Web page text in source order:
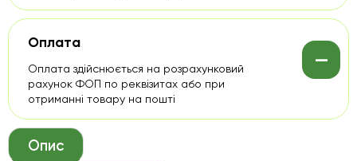
Оплата -
Оплата здійснюється на розрахунковий
рахунок ФОП по реквізитах або при
отриманні товару на пошті
Опис